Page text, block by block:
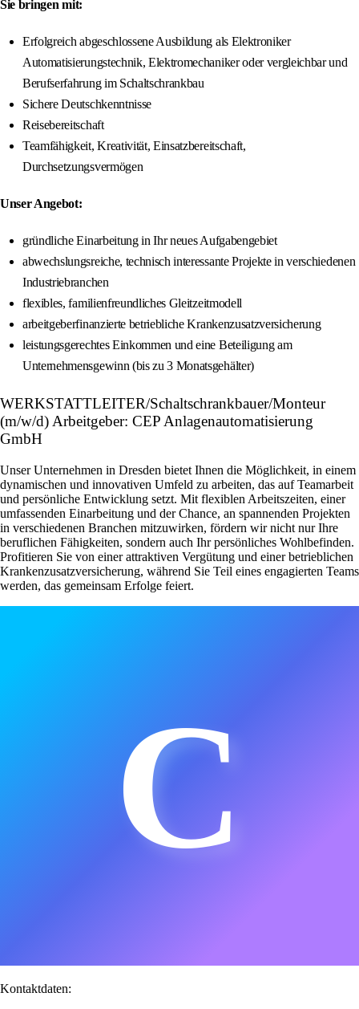
Sie bringen mit:
Erfolgreich abgeschlossene Ausbildung als Elektroniker
Automatisierungstechnik, Elektromechaniker oder vergleichbar und
Berufserfahrung im Schaltschrankbau
Sichere Deutschkenntnisse
Reisebereitschaft
Teamfähigkeit, Kreativität, Einsatzbereitschaft,
Durchsetzungsvermögen
Unser Angebot:
gründliche Einarbeitung in Ihr neues Aufgabengebiet
abwechslungsreiche, technisch interessante Projekte in verschiedenen
Industriebranchen
flexibles, familienfreundliches Gleitzeitmodell
arbeitgeberfinanzierte betriebliche Krankenzusatzversicherung
leistungsgerechtes Einkommen und eine Beteiligung am
Unternehmensgewinn (bis zu 3 Monatsgehälter)
WERKSTATTLEITER/Schaltschrankbauer/Monteur
(m/w/d) Arbeitgeber: CEP Anlagenautomatisierung
GmbH
Unser Unternehmen in Dresden bietet Ihnen die Möglichkeit, in einem
dynamischen und innovativen Umfeld zu arbeiten, das auf Teamarbeit
und persönliche Entwicklung setzt. Mit flexiblen Arbeitszeiten, einer
umfassenden Einarbeitung und der Chance, an spannenden Projekten
in verschiedenen Branchen mitzuwirken, fördern wir nicht nur Ihre
beruflichen Fähigkeiten, sondern auch Ihr persönliches Wohlbefinden.
Profitieren Sie von einer attraktiven Vergütung und einer betrieblichen
Krankenzusatzversicherung, während Sie Teil eines engagierten Teams
werden, das gemeinsam Erfolge feiert.
C
Kontaktdaten: